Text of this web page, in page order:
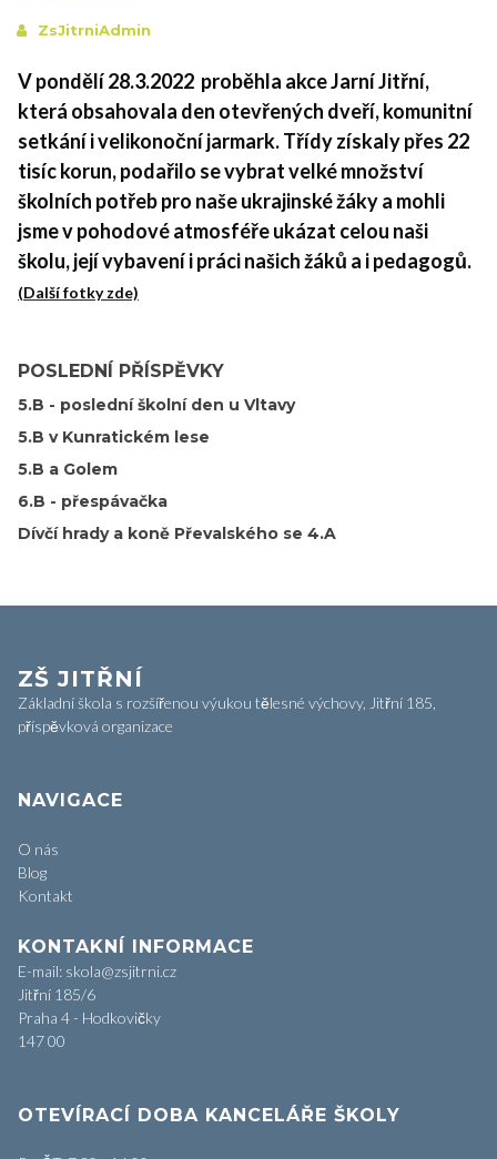
ZsJitrniAdmin
V pondělí 28.3.2022 proběhla akce Jarní Jitřní,
která obsahovala den otevřených dveří, komunitní
setkání i velikonoční jarmark. Třídy získaly přes 22
tisíc korun, podařilo se vybrat velké množství
školních potřeb pro naše ukrajinské žáky a mohli
jsme v pohodové atmosféře ukázat celou naši
školu, její vybavení i práci našich žáků a i pedagogů.
(Další fotky zde)
POSLEDNÍ PŘÍSPĚVKY
5.B - poslední školní den u Vltavy
5.B v Kunratickém lese
5.B a Golem
6.B - přespávačka
Dívčí hrady a koně Převalského se 4.A
ZŠ JITŘNÍ
Základní škola s rozšířenou výukou tělesné výchovy, Jitřní 185,
příspěvková organizace
NAVIGACE
O nás
Blog
Kontakt
KONTAKNÍ INFORMACE
E-mail: skola@zsjitrni.cz
Jitřní 185/6
Praha 4 - Hodkovičky
147 00
OTEVÍRACÍ DOBA KANCELÁŘE ŠKOLY